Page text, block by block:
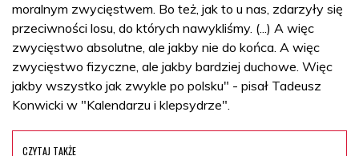
moralnym zwycięstwem. Bo też, jak to u nas, zdarzyły się
przeciwności losu, do których nawykliśmy. (...) A więc
zwycięstwo absolutne, ale jakby nie do końca. A więc
zwycięstwo fizyczne, ale jakby bardziej duchowe. Więc
jakby wszystko jak zwykle po polsku" - pisał Tadeusz
Konwicki w "Kalendarzu i klepsydrze".
CZYTAJ TAKŻE